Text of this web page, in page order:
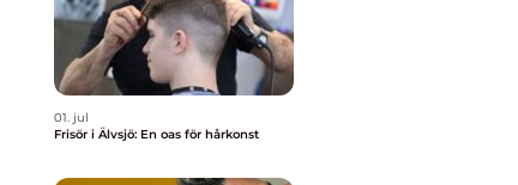
01. jul
Frisör i Älvsjö: En oas för hårkonst